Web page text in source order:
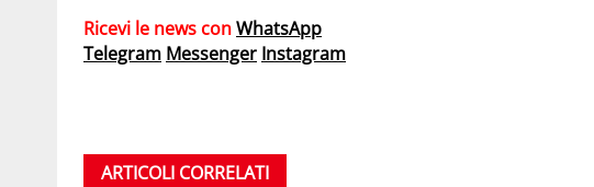
Ricevi le news conWhatsApp
Telegram Messenger Instagram
ARTICOLI CORRELATI